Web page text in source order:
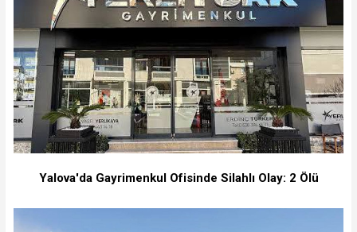
Yalova'da Gayrimenkul Ofisinde Silahlı Olay: 2 Ölü